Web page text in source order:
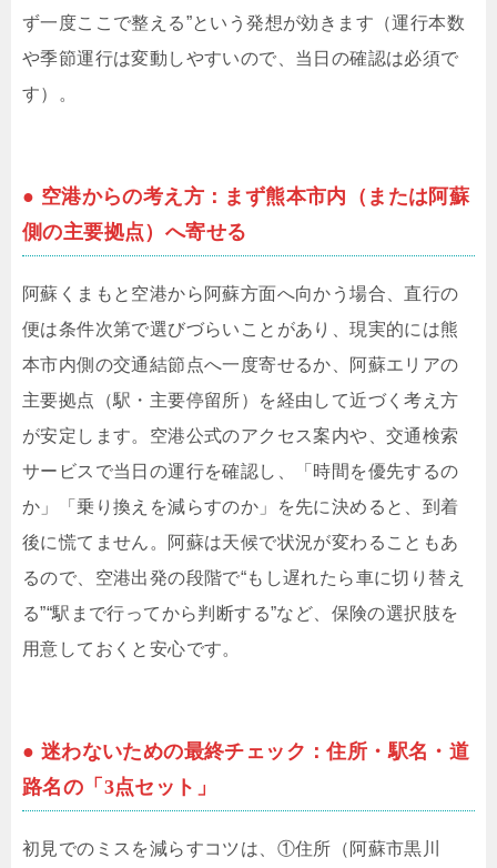
ず一度ここで整える”という発想が効きます（運行本数
や季節運行は変動しやすいので、当日の確認は必須で
す）。
● 空港からの考え方：まず熊本市内（または阿蘇
側の主要拠点）へ寄せる
阿蘇くまもと空港から阿蘇方面へ向かう場合、直行の
便は条件次第で選びづらいことがあり、現実的には熊
本市内側の交通結節点へ一度寄せるか、阿蘇エリアの
主要拠点（駅・主要停留所）を経由して近づく考え方
が安定します。空港公式のアクセス案内や、交通検索
サービスで当日の運行を確認し、「時間を優先するの
か」「乗り換えを減らすのか」を先に決めると、到着
後に慌てません。阿蘇は天候で状況が変わることもあ
るので、空港出発の段階で“もし遅れたら車に切り替え
る”“駅まで行ってから判断する”など、保険の選択肢を
用意しておくと安心です。
● 迷わないための最終チェック：住所・駅名・道
路名の「3点セット」
初見でのミスを減らすコツは、①住所（阿蘇市黒川